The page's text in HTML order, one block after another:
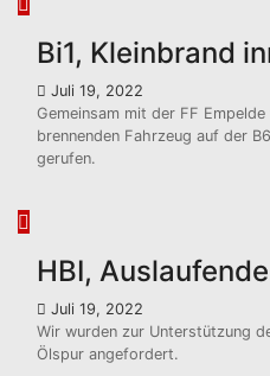
Bi1, Kleinbrand
Juli 19, 2022
Gemeinsam mit der FF
brennenden Fahrzeug auf der
gerufen.
HBI,
Juli 19, 2022
Wir wurden zur Unterstützung
Ölspur angefordert.